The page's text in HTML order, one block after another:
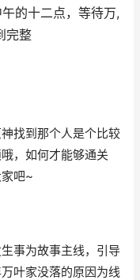
的十二点，等待万,
完整
找到那个人是个比较
，如何才能够通关
吧~
事为故事主线，引导
叶家没落的原因为线